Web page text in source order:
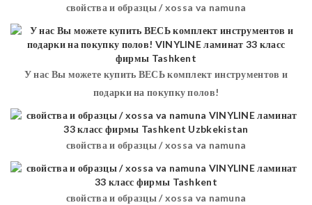
свойства и образцы / xossa va namuna
У нас Вы можете купить ВЕСЬ комплект инструментов и
подарки на покупку полов!
свойства и образцы / xossa va namuna
свойства и образцы / xossa va namuna